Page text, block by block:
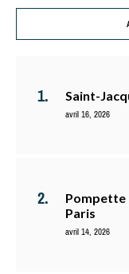
Saint-
avril 16, 2026
Pompette
Paris
avril 14, 2026